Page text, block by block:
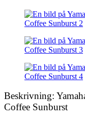
Beskrivning:
Coffee Sunburst